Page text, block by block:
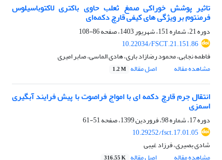
تاثیر پوشش خوراکی صمغ ثعلب حاوی باکتری لاکتوباسیلوس
فرمنتوم بر ویژگی های کیفی قارچ دکمه‌ای
دوره 21، شماره 151، شهریور 1403، صفحه
86-108
10.22034/FSCT.21.151.86
فاطمه نجابی، محمود رضازاد باری، هادی الماسی، صابر امیری
مشاهده مقاله
اصل مقاله 1.2 M
انتقال جرم قارچ دکمه ای با امواج فراصوت با پیش فرایند آبگیری
اسمزی
دوره 17، شماره 98، فروردین 1399، صفحه
51-61
10.29252/fsct.17.01.05
شادی بصیری، فرزاد غیبی